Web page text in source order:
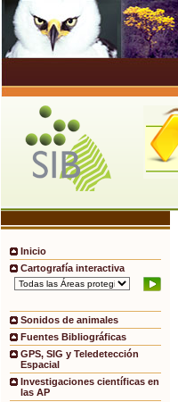
Inicio
Cartografía interactiva
Sonidos de animales
Fuentes Bibliográficas
GPS, SIG y Teledetección
Espacial
Investigaciones científicas en
las AP